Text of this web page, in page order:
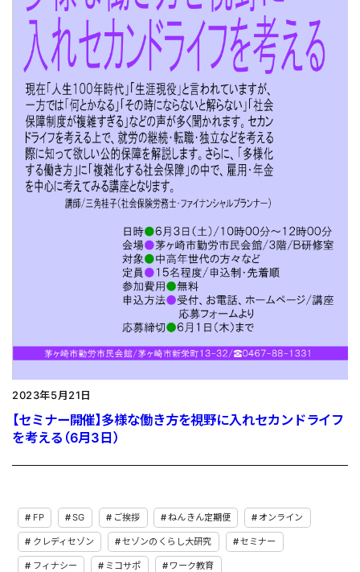
2023年5月21日
【セミナー開催】多様な働き方を視野に入れセカンドライフ
を考える（6月3日）
FP SG ご挨拶 ねんきん定期便 オンライン
クレディセゾン セゾンのくらし大研究 セミナー
フィナシー ミコサポ ワーク教育